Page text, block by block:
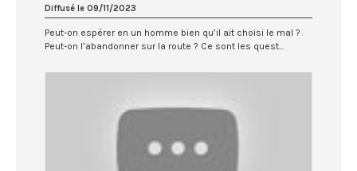
Diffusé le 09/11/2023
Peut-on espérer en un homme bien qu’il ait choisi le mal ?
Peut-on l’abandonner sur la route ? Ce sont les quest...